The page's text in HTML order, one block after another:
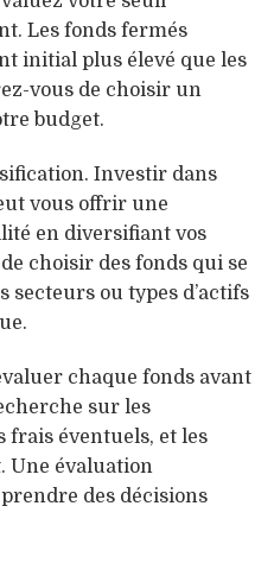
Les fonds fermés
initial plus élevé que les
vous de choisir un
budget.
Investir dans
vous offrir une
en diversifiant vos
choisir des fonds qui se
ou types d’actifs
chaque fonds avant
sur les
frais éventuels, et les
Une évaluation
des décisions